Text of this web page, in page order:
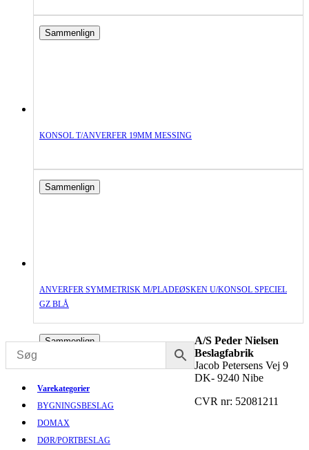
Sammenlign
KONSOL T/ANVERFER 19MM MESSING
Sammenlign
ANVERFER SYMMETRISK M/PLADEØSKEN U/KONSOL SPECIEL
GZ BLÅ
Sammenlign
Varekategorier
BYGNINGSBESLAG
DOMAX
DØR/PORTBESLAG
A/S Peder Nielsen
Beslagfabrik
Jacob Petersens Vej 9
DK- 9240 Nibe
CVR nr: 52081211